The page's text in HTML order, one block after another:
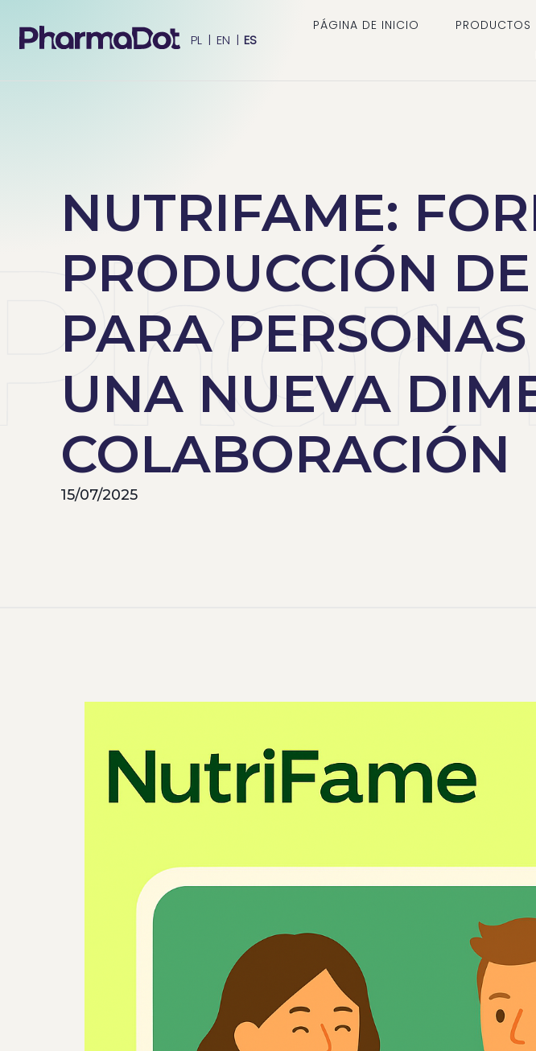
PL | EN | ES
PÁGINA DE INICIO PRODUCTOS
NUTRIFAME:
PRODUCCIÓN
PARA
UNA NUEVA
COLABORACIÓN
15/07/2025